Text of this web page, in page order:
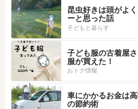
昆虫好きは頭がよ
ーと思った話
子どもと暮らす
子ども服の古着屋
服が買えた！
おトク情報
車にかかるお金は
の節約術